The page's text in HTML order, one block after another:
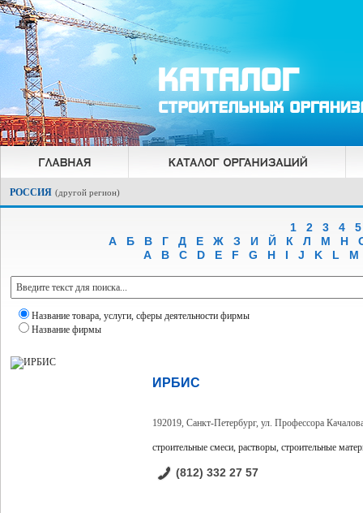
РОССИЯ (другой регион)
1 2 3 4
5
А
Б В Г Д Е Ж З И Й К Л М Н
A
B C D E F G H I J K L M
Название товара, услуги, сферы деятельности фирмы
Название фирмы
ИРБИС
192019, Санкт-Петербург, ул. Профессора
строительные смеси, растворы, строительные
(812) 332 27 57